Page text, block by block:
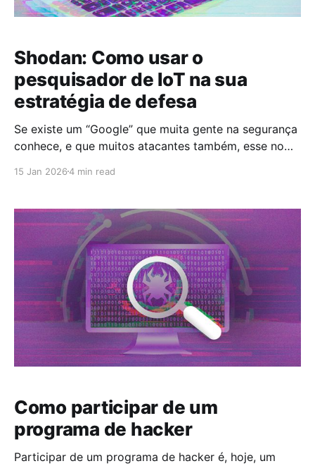
Shodan: Como usar o
pesquisador de IoT na sua
estratégia de defesa
Se existe um “Google” que muita gente na segurança
conhece, e que muitos atacantes também, esse nome
Shodan não foi feito para “invadir” nada. Ele foi
internet e tornar visível o que, na prática, já
15 Jan 20264 min read
Como participar de um
programa de hacker
Participar de um programa de hacker é, hoje, um